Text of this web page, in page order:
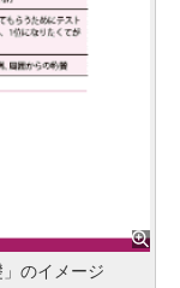
のイメージ